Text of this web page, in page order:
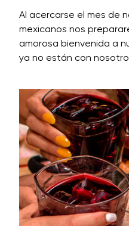
Al acercarse el mes de
mexicanos nos
amorosa bienvenida a
ya no están con